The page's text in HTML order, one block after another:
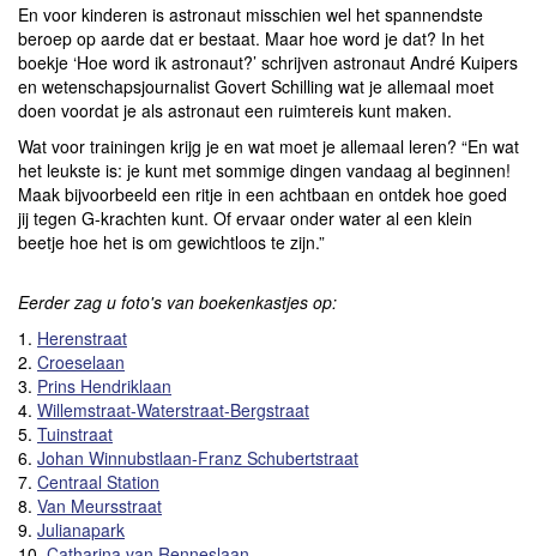
En voor kinderen is astronaut misschien wel het spannendste
beroep op aarde dat er bestaat. Maar hoe word je dat? In het
boekje ‘Hoe word ik astronaut?’ schrijven astronaut André Kuipers
en wetenschapsjournalist Govert Schilling wat je allemaal moet
doen voordat je als astronaut een ruimtereis kunt maken.
Wat voor trainingen krijg je en wat moet je allemaal leren? “En wat
het leukste is: je kunt met sommige dingen vandaag al beginnen!
Maak bijvoorbeeld een ritje in een achtbaan en ontdek hoe goed
jij tegen G-krachten kunt. Of ervaar onder water al een klein
beetje hoe het is om gewichtloos te zijn.”
Eerder zag u foto's van boekenkastjes op:
1. Herenstraat
2. Croeselaan
3. Prins Hendriklaan
4. Willemstraat-Waterstraat-Bergstraat
5. Tuinstraat
6. Johan Winnubstlaan-Franz Schubertstraat
7. Centraal Station
8. Van Meursstraat
9. Julianapark